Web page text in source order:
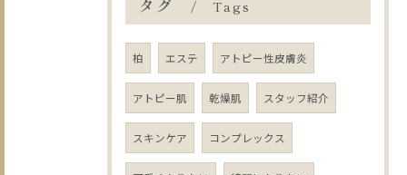
タグ Tags
柏 エステ アトピー性皮膚炎
アトピー肌 乾燥肌 スタッフ紹介
スキンケア コンプレックス